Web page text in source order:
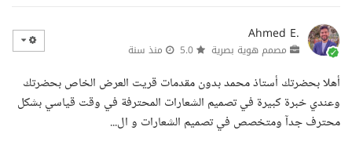
Ahmed E.
مصمم هوية بصرية منذ سنة
أهلا بحضرتك أستاذ محمد بدون مقدمات قريت العرض الخاص بحضرتك
وعندي خبرة كبيرة في تصميم الشعارات المحترفة في وقت قياسي بشكل
محترف جدآ ومتخصص في تصميم الشعارات و ال...